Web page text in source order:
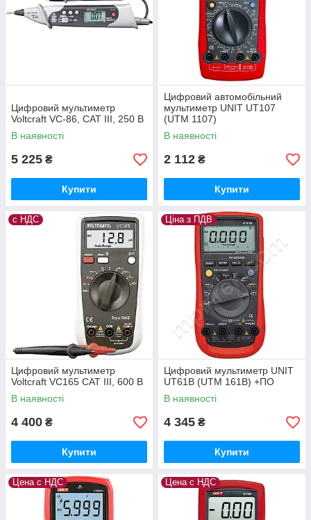
Цифровий мультиметр
Voltcraft VC-86, CAT III, 250 В
В наявності
5 225 ₴
Купити
Цифровий автомобільний
мультиметр UNIT UT107
(UTM 1107)
В наявності
2 112 ₴
Купити
с НДС
Цифровий мультиметр
Voltcraft VC165 CAT III, 600 В
В наявності
4 400 ₴
Купити
Ціна з ПДВ
Цифровий мультиметр UNIT
UT61B (UTM 161B) +ПО
В наявності
4 345 ₴
Купити
Цена с НДС Цена с НДС